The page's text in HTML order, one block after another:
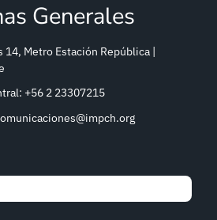
Generales
14, Metro Estación República |
+56 2 23307215